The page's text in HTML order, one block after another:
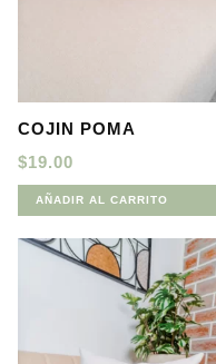
COJIN POMA
$19.00
AÑADIR AL CARRITO